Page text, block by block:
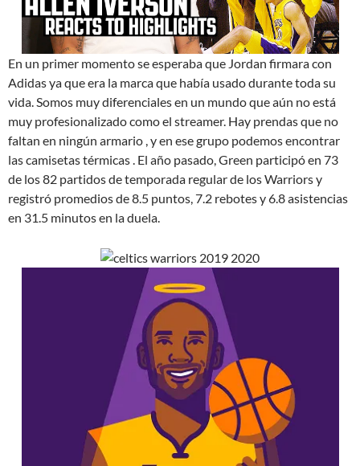
En un primer momento se esperaba que Jordan firmara con
Adidas ya que era la marca que había usado durante toda su
vida. Somos muy diferenciales en un mundo que aún no está
muy profesionalizado como el streamer. Hay prendas que no
faltan en ningún armario , y en ese grupo podemos encontrar
las camisetas térmicas . El año pasado, Green participó en 73
de los 82 partidos de temporada regular de los Warriors y
registró promedios de 8.5 puntos, 7.2 rebotes y 6.8 asistencias
en 31.5 minutos en la duela.